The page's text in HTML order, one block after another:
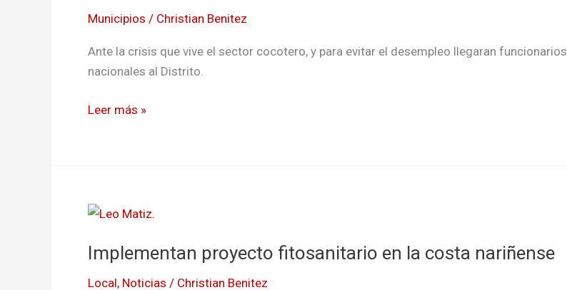
Municipios / Christian Benitez
Ante la crisis que vive el sector cocotero, y para evitar el desempleo llegaran funcionarios
nacionales al Distrito.
el
desempleo
en
Leer más »
Implementan proyecto fitosanitario en la costa nariñense
Local, Noticias / Christian Benitez
Implementan
fitosanitario